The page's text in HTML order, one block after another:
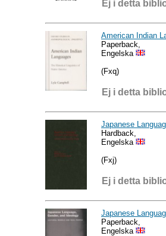
Ej i detta
American Indian
Paperback,
Engelska
(Fxq)
Ej i detta
Japanese
Hardback,
Engelska
(Fxj)
Ej i detta
Japanese
Paperback,
Engelska